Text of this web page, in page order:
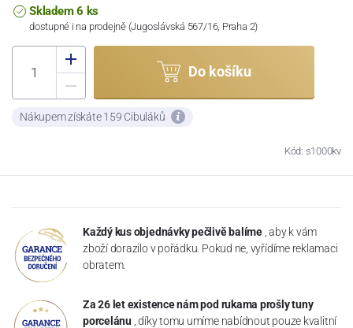
Skladem 6 ks
dostupné i na prodejně (Jugoslávská 567/16, Praha 2)
Do košíku
Nákupem získáte 159 Cibuláků
Kód: s1000kv
Každý kus objednávky pečlivě balíme , aby k vám
zboží dorazilo v pořádku. Pokud ne, vyřídíme reklamaci
obratem.
Za 26 let existence nám pod rukama prošly tuny
porcelánu , díky tomu umíme nabídnout pouze kvalitní